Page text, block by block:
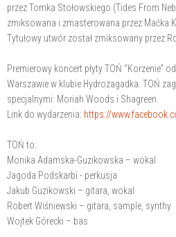
przez Tomka Stołowskiego (Tides From
zmiksowana i zmasterowana przez Maćka
Tytułowy utwór został zmiksowany przez
Premierowy koncert płyty TOŃ “Korzenie”
Warszawie w klubie Hydrozagadka. TOŃ
specjalnymi: Moriah Woods i Shagreen.
Link do wydarzenia: https://
TOŃ to:
Monika Adamska-Guzikowska – wokal
Jagoda Podskarbi - perkusja
Jakub Guzikowski – gitara, wokal
Robert Wiśniewski – gitara, sample, synthy
Wojtek Górecki – bas